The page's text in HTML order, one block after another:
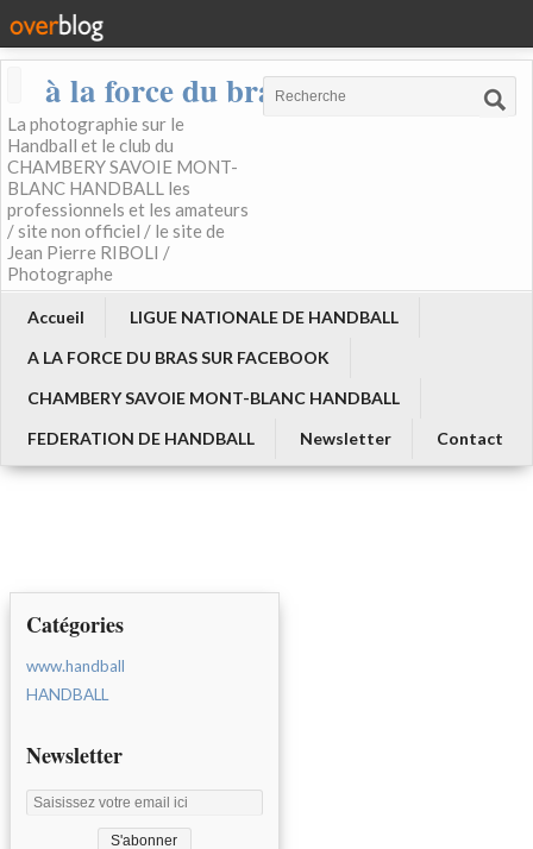
à la force du bras
La photographie sur le
Handball et le club du
CHAMBERY SAVOIE MONT-
BLANC HANDBALL les
professionnels et les amateurs
/ site non officiel / le site de
Jean Pierre RIBOLI /
Photographe
Accueil
LIGUE NATIONALE DE HANDBALL
A LA FORCE DU BRAS SUR FACEBOOK
CHAMBERY SAVOIE MONT-BLANC HANDBALL
FEDERATION DE HANDBALL
Newsletter Contact
Catégories
www.handball
HANDBALL
Newsletter